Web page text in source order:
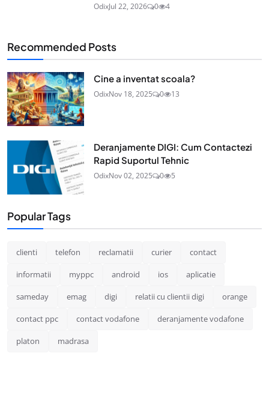
OdixJul 22, 2026 0 4
Recommended Posts
Cine a inventat scoala?
OdixNov 18, 2025 0 13
Deranjamente DIGI: Cum Contactezi
Rapid Suportul Tehnic
OdixNov 02, 2025 0 5
Popular Tags
clienti telefon reclamatii curier contact
informatii myppc android ios aplicatie
sameday emag digi relatii cu clientii digi orange
contact ppc contact vodafone deranjamente vodafone
platon madrasa